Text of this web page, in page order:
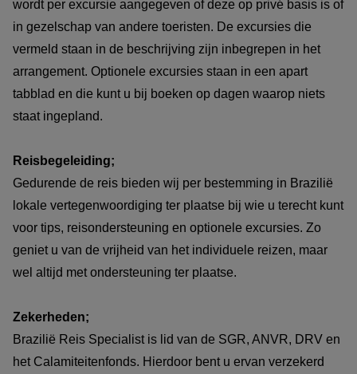
wordt per excursie aangegeven of deze op privé basis is of
in gezelschap van andere toeristen. De excursies die
vermeld staan in de beschrijving zijn inbegrepen in het
arrangement. Optionele excursies staan in een apart
tabblad en die kunt u bij boeken op dagen waarop niets
staat ingepland.
Reisbegeleiding;
Gedurende de reis bieden wij per bestemming in Brazilië
lokale vertegenwoordiging ter plaatse bij wie u terecht kunt
voor tips, reisondersteuning en optionele excursies. Zo
geniet u van de vrijheid van het individuele reizen, maar
wel altijd met ondersteuning ter plaatse.
Zekerheden;
Brazilië Reis Specialist is lid van de SGR, ANVR, DRV en
het Calamiteitenfonds. Hierdoor bent u ervan verzekerd